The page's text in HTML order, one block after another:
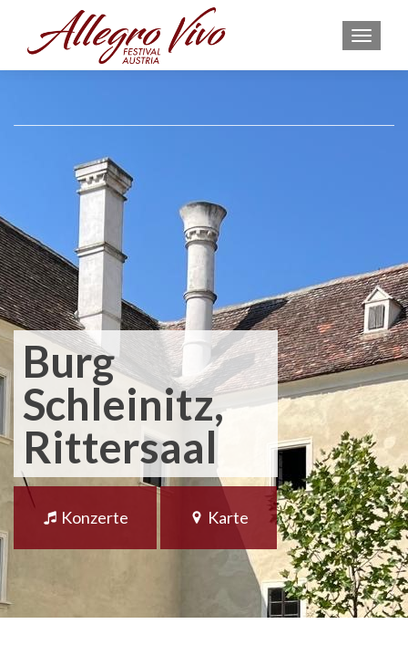
Burg
Schleinitz,
Rittersaal
Konzerte Karte